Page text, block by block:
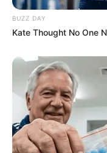
BUZZ DAY
Kate Thought No One